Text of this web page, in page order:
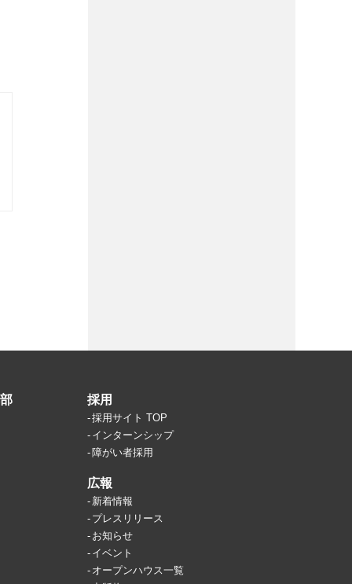
採用
採用サイト TOP
インターンシップ
障がい者採用
広報
新着情報
プレスリリース
お知らせ
イベント
オープンハウス一覧